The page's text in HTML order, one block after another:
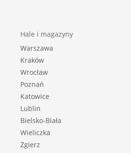
Hale i magazyny
Warszawa
Kraków
Wrocław
Poznań
Katowice
Lublin
Bielsko-Biała
Wieliczka
Zgierz